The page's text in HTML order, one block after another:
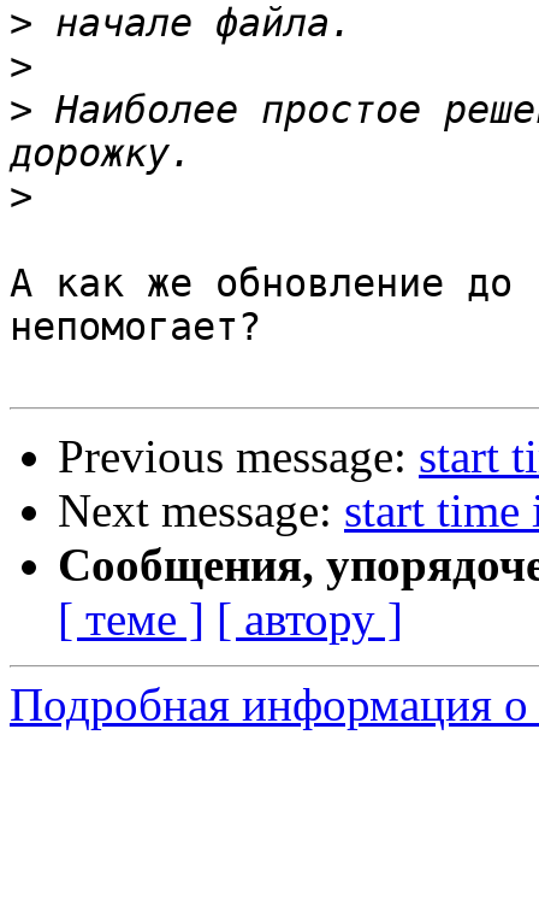
>
>
> Наиболее простое
>
А как же обновление
непомогает?
Previous message: start
Next message: start time
Сообщения,
[ теме ] [ автору ]
Подробная информация